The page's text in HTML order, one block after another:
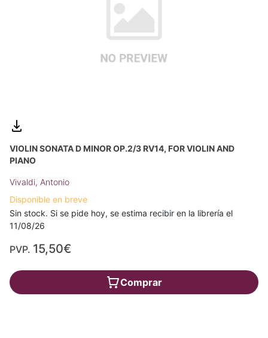
VIOLIN SONATA D MINOR OP.2/3 RV14, FOR VIOLIN AND
PIANO
Vivaldi, Antonio
Disponible en breve
Sin stock. Si se pide hoy, se estima recibir en la librería el
11/08/26
PVP. 15,50€
Comprar